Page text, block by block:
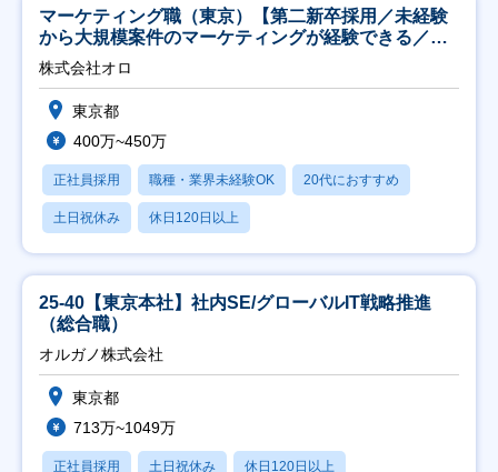
マーケティング職（東京）【第二新卒採用／未経験
から大規模案件のマーケティングが経験できる／研
修充実】
株式会社オロ
東京都
400万~450万
正社員採用 職種・業界未経験OK 20代におすすめ
土日祝休み 休日120日以上
25-40【東京本社】社内SE/グローバルIT戦略推進
（総合職）
オルガノ株式会社
東京都
713万~1049万
正社員採用 土日祝休み 休日120日以上